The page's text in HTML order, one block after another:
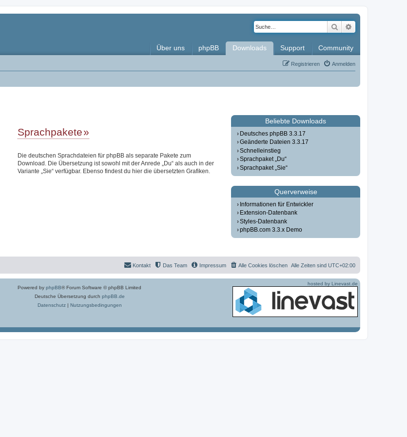
Suche
Über uns phpBB Downloads Support Community
Anmelden
Registrieren
Sprachpakete
Die deutschen Sprachdateien für phpBB als separate Pakete zum
Download. Die Übersetzung ist sowohl mit der Anrede „Du“ als auch in der
Variante „Sie“ verfügbar. Ebenso findest du hier die übersetzten Grafiken.
Beliebte Downloads
Deutsches phpBB 3.3.17
Geänderte Dateien 3.3.17
Schnelleinstieg
Sprachpaket „Du“
Sprachpaket „Sie“
Querverweise
Informationen für Entwickler
Extension-Datenbank
Styles-Datenbank
phpBB.com 3.3.x Demo
Alle Zeiten sind UTC+02:00
Alle Cookies löschen
Impressum
Das Team
Kontakt
Powered by phpBB® Forum Software © phpBB Limited
Deutsche Übersetzung durch phpBB.de
Datenschutz| Nutzungsbedingungen
hosted by Linevast.de